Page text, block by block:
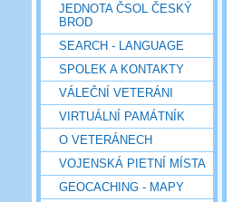
JEDNOTA ČSOL ČESKÝ
BROD
SEARCH - LANGUAGE
SPOLEK A KONTAKTY
VÁLEČNÍ VETERÁNI
VIRTUÁLNÍ PAMÁTNÍK
O VETERÁNECH
VOJENSKÁ PIETNÍ MÍSTA
GEOCACHING - MAPY